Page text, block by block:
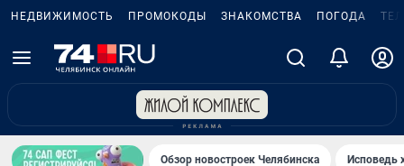
НЕДВИЖИМОСТЬ ПРОМОКОДЫ ЗНАКОМСТВА ПОГОДА
Обзор новостроек Челябинска Исповедь